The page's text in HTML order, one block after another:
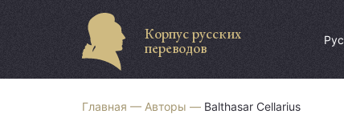
Корпус русских
переводов Рус
Главная — Авторы — Balthasar Cellarius